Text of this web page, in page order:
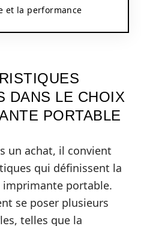
et la performance
DANS LE CHOIX
PORTABLE
un achat, il convient
qui définissent la
imprimante portable.
se poser plusieurs
telles que la